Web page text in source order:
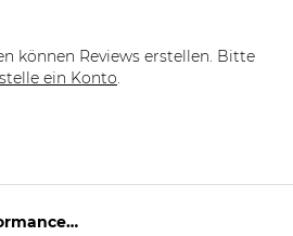
können Reviews erstellen. Bitte
ein Konto.